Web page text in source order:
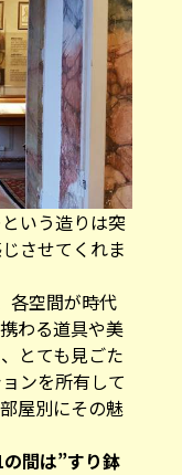
いう造りは突
させてくれま
各空間が時代
わる道具や美
とても見ごた
ンを所有して
屋別にその魅
間は”すり鉢